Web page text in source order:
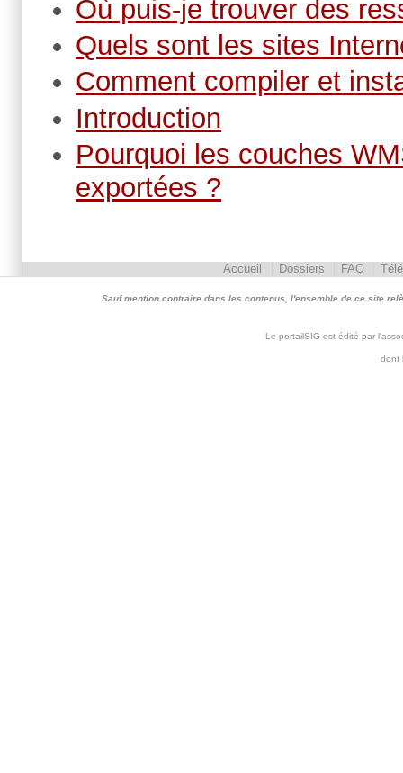
Où puis-je trouver des
Quels sont les sites
Comment compiler et
Introduction
Pourquoi les couches
exportées ?
Accueil Dossiers FAQ
Sauf mention contraire dans les contenus, l'ensemble de ce site
Le portailSIG est édité par
dont